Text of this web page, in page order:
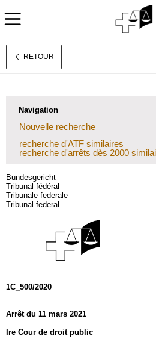
Jurisprudence
RETOUR
Navigation
Nouvelle recherche
recherche d'ATF similaires
recherche d'arrêts dès 2000
Bundesgericht
Tribunal fédéral
Tribunale federale
Tribunal federal
1C_500/2020
Arrêt du 11 mars 2021
Ire Cour de droit public